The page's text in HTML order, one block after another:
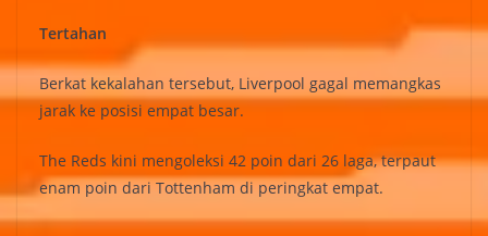
Tertahan
Berkat kekalahan tersebut, Liverpool gagal memangkas
jarak ke posisi empat besar.
The Reds kini mengoleksi 42 poin dari 26 laga, terpaut
enam poin dari Tottenham di peringkat empat.